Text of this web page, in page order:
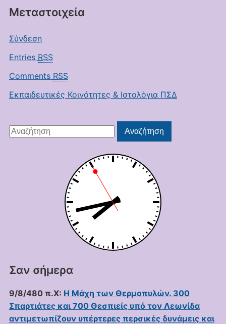
Μεταστοιχεία
Σύνδεση
Entries RSS
Comments RSS
Εκπαιδευτικές Κοινότητες & Ιστολόγια ΠΣΔ
Αναζήτηση
για:
Αναζήτηση
Σαν σήμερα
9/8/480 π.Χ: Η Μάχη των Θερμοπυλών. 300
Σπαρτιάτες και 700 Θεσπιείς υπό τον Λεωνίδα
αντιμετωπίζουν υπέρτερες περσικές δυνάμεις και